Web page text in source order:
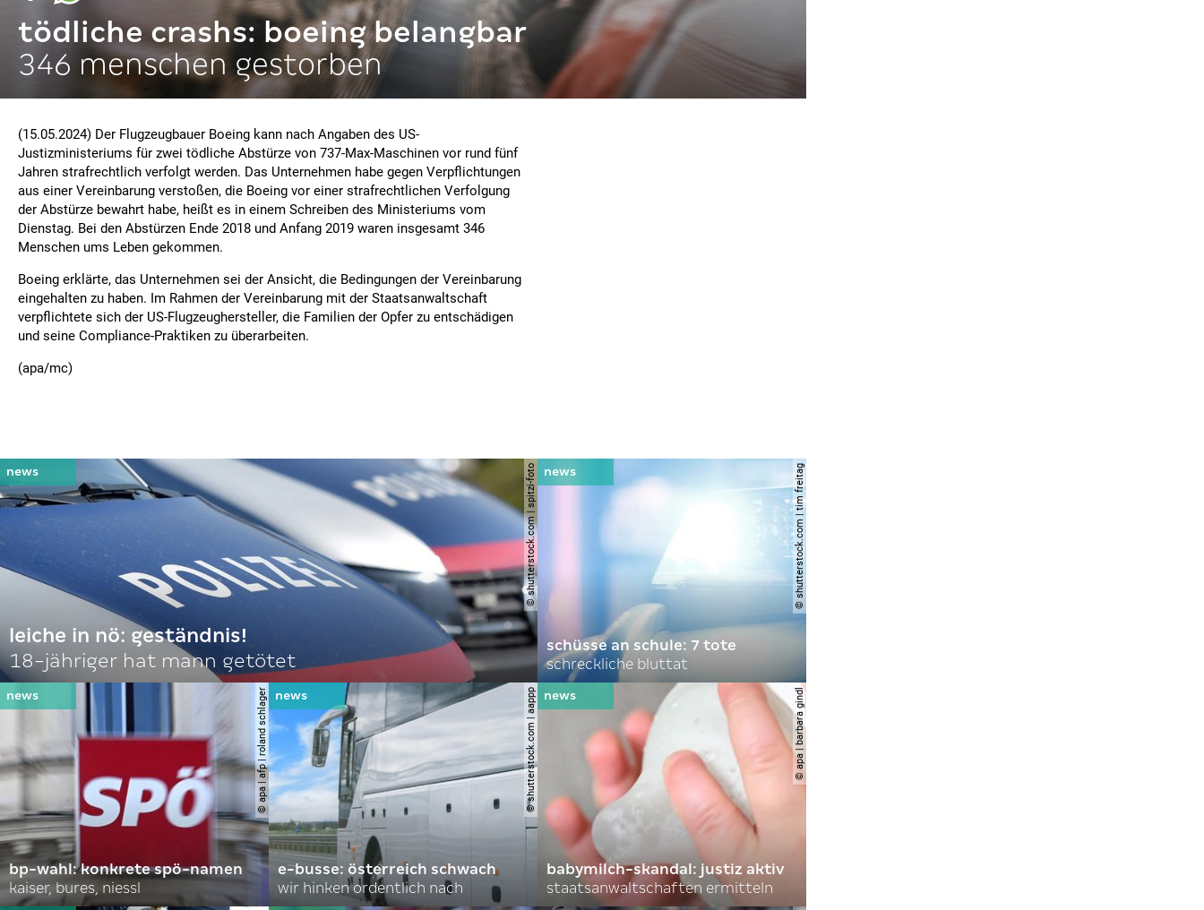
tödliche crashs: boeing belangbar
346 menschen gestorben
(15.05.2024) Der Flugzeugbauer Boeing kann nach Angaben des US-
Justizministeriums für zwei tödliche Abstürze von 737-Max-Maschinen vor rund fünf
Jahren strafrechtlich verfolgt werden. Das Unternehmen habe gegen Verpflichtungen
aus einer Vereinbarung verstoßen, die Boeing vor einer strafrechtlichen Verfolgung
der Abstürze bewahrt habe, heißt es in einem Schreiben des Ministeriums vom
Dienstag. Bei den Abstürzen Ende 2018 und Anfang 2019 waren insgesamt 346
Menschen ums Leben gekommen.
Boeing erklärte, das Unternehmen sei der Ansicht, die Bedingungen der Vereinbarung
eingehalten zu haben. Im Rahmen der Vereinbarung mit der Staatsanwaltschaft
verpflichtete sich der US-Flugzeughersteller, die Familien der Opfer zu entschädigen
und seine Compliance-Praktiken zu überarbeiten.
(apa/mc)
© shutterstock.com | spitzi-foto
leiche in nö: geständnis!
18-jähriger hat mann getötet
© shutterstock.com | tim freitag
schüsse an schule: 7 tote
schreckliche bluttat
© apa | afp | roland schlager
bp-wahl: konkrete spö-namen
kaiser, bures, niessl
© shutterstock.com | aappp
e-busse: österreich schwach
wir hinken ordentlich nach
© apa | barbara gindl
babymilch-skandal: justiz aktiv
staatsanwaltschaften ermitteln